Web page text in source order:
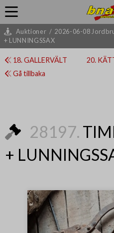
Auktioner / 2026-06-08
+ LUNNINGSSAX
18. GALLERVÄLT
20.
Gå tillbaka
28197.
+